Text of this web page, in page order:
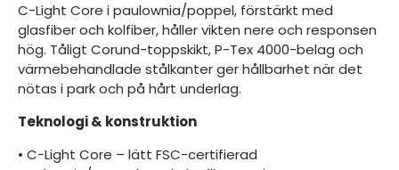
C-Light Core i paulownia/poppel, förstärkt med
glasfiber och kolfiber, håller vikten nere och responsen
hög. Tåligt Corund-toppskikt, P-Tex 4000-belag och
värmebehandlade stålkanter ger hållbarhet när det
nötas i park och på hårt underlag.
Teknologi & konstruktion
• C-Light Core – lätt FSC-certifierad